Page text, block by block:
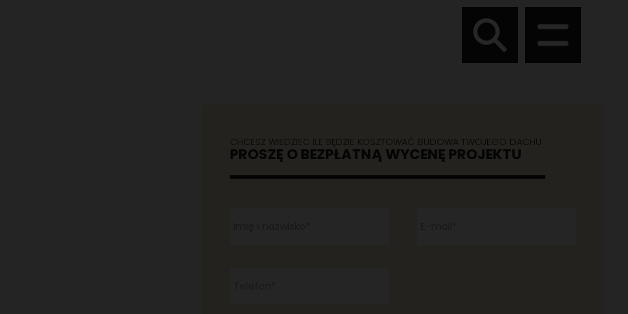
CHCESZ WIEDZIEC ILE BĘDZIE KOSZTOWAĆ BUDOWA TWOJEGO DACHU
PROSZĘ O BEZPŁATNĄ WYCENĘ PROJEKTU